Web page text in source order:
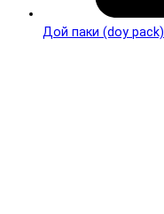
Дой паки (doy pack)